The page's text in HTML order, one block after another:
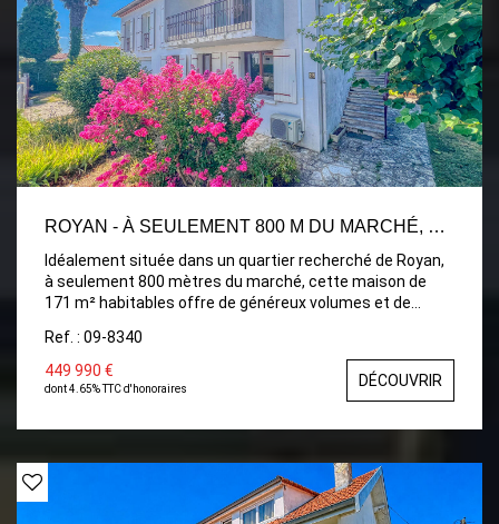
chaleur récente couplée à la production d'eau chaude.
ROYAN - À SEULEMENT 800 M DU MARCHÉ, SPACIEUSE MAISON FAMILIALE DE 171 M²
Idéalement située dans un quartier recherché de Royan,
à seulement 800 mètres du marché, cette maison de
171 m² habitables offre de généreux volumes et de
une grande famille, une résidence secondaire ou un
projet d'accueil. À l'étage, vous découvrirez une entrée
desservant une agréable et lumineuse pièce de vie
ouvrant sur un balcon, une cuisine indépendante, quatre
chambres, deux salles d'eau ainsi qu'un WC indépendant.
avec deux chambres supplémentaires, une salle d'eau,
une buanderie, une chaufferie et un vaste garage de 57
m², offrant un bel espace de stationnement, de
Ref. : 09-8340
449 990 €
dont 4.65% TTC d'honoraires DÉCOUVRIR